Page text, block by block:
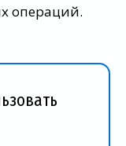
операций.